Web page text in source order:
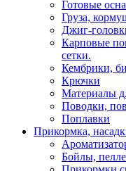
Готовые
Груза,
Джиг-
Карповые
сетки.
Кембрики,
Крючки
Материалы
Поводки,
Поплавки
Прикормка,
Бойлы,